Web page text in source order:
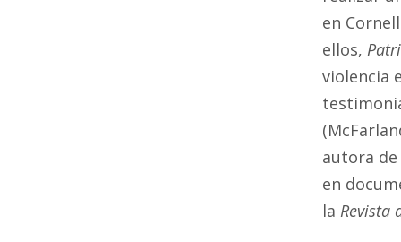
en
ellos,
violencia
autora
en
la Revista